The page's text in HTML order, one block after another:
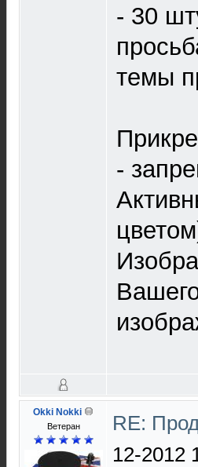
- 30
темы
-
Okki Nokki
Ветеран
RE:
12-2012